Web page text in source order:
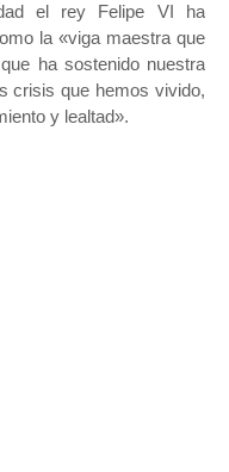
el rey Felipe VI ha
la «viga maestra que
ha sostenido nuestra
crisis que hemos vivido,
y lealtad».